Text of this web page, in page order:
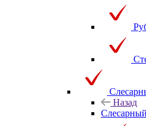
Назад